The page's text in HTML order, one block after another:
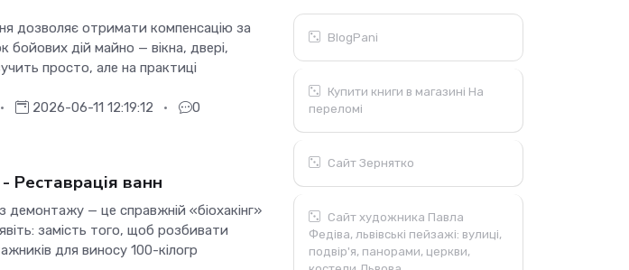
дозволяє отримати компенсацію за
бойових дій майно — вікна, двері,
просто, але на практиці
2026-06-11 12:19:12 0
Реставрація ванн
демонтажу — це справжній «біохакінг»
замість того, щоб розбивати
для виносу 100-кілогр
BlogPani
Купити книги в магазині На
переломі
Сайт Зернятко
Сайт художника Павла
Федіва, львівські пейзажі: вулиці,
подвір'я, панорами, церкви,